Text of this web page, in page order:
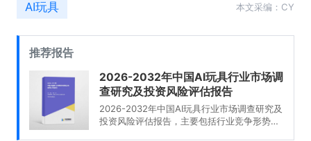
AI玩具 本文采编：CY
推荐报告
2026-2032年中国AI玩具行业市场调
查研究及投资风险评估报告
2026-2032年中国AI玩具行业市场调查研究及
投资风险评估报告，主要包括行业竞争形势及